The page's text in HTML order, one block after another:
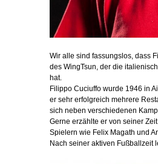
Wir alle sind fassungslos, dass
des WingTsun, der die
hat.
Filippo Cuciuffo wurde 1946 in
er sehr erfolgreich mehrere
sich neben verschiedenen
Gerne erzählte er von seiner
Spielern wie Felix Magath und
Nach seiner aktiven Fußballzeit